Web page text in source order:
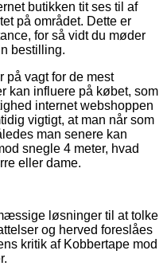
butikken tit ses til af
på området. Dette er
for så vidt du møder
bestilling.
på vagt for de mest
kan influere på købet, som
internet webshoppen
vigtigt, at man når som
man senere kan
snegle 4 meter, hvad
eller dame.
løsninger til at tolke
og herved foreslåes
kritik af Kobbertape mod